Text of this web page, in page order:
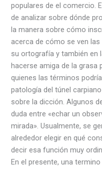
populares de el comercio.
de analizar sobre dónde
la manera sobre cómo
acerca de cómo se ven
su ortografía y también en
hacerse amiga de la grasa
quienes las términos
patologí­a del túnel
sobre la dicción. Algunos
duda entre «echar un
mirada». Usualmente, se
alrededor elegir en qué
decir esa función muy
En el presente, una